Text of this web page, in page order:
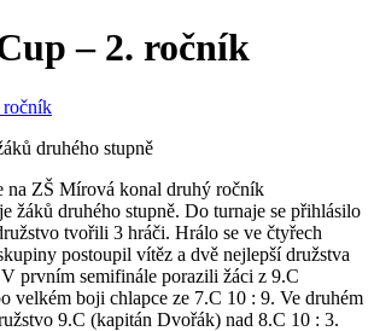
– 2. ročník
druhého stupně
na ZŠ Mírová konal druhý ročník
žáků druhého stupně. Do turnaje se přihlásilo
tvořili 3 hráči. Hrálo se ve čtyřech
postoupil vítěz a dvě nejlepší družstva
prvním semifinále porazili žáci z 9.C
velkém boji chlapce ze 7.C 10 : 9. Ve druhém
9.C (kapitán Dvořák) nad 8.C 10 : 3.